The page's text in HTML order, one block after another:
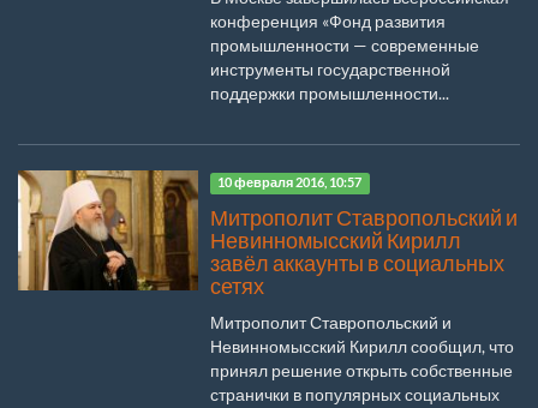
конференция «Фонд развития
промышленности — современные
инструменты государственной
поддержки промышленности...
10 февраля 2016, 10:57
Митрополит Ставропольский и
Невинномысский Кирилл
завёл аккаунты в социальных
сетях
Митрополит Ставропольский и
Невинномысский Кирилл сообщил, что
принял решение открыть собственные
странички в популярных социальных